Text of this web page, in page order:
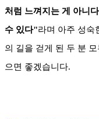
처럼 느껴지는 게 아니
수 있다"라며 아주 성숙
의 길을 걷게 된 두 분
으면 좋겠습니다.